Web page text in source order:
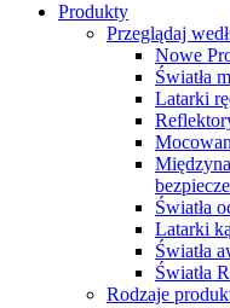
Produkty
Przeglądaj
Nowe
Światła
Latarki
Światła
Latarki
Światła
Światła
Rodzaje